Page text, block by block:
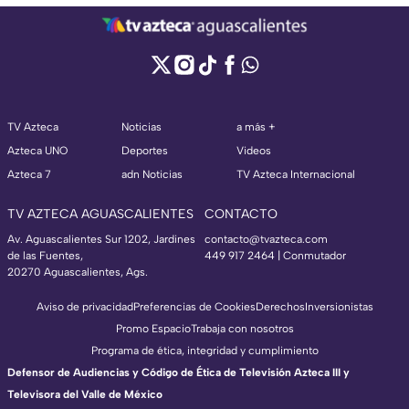
TV Azteca
Azteca UNO
Azteca 7
Noticias
Deportes
adn Noticias
a más +
Videos
TV Azteca Internacional
TV AZTECA AGUASCALIENTES
Av. Aguascalientes Sur 1202, Jardines
de las Fuentes,
20270 Aguascalientes, Ags.
CONTACTO
contacto@tvazteca.com
449 917 2464 | Conmutador
Aviso de privacidadPreferencias de CookiesDerechosInversionistas
Promo EspacioTrabaja con nosotros
Programa de ética, integridad y cumplimiento
Defensor de Audiencias y Código de Ética de Televisión Azteca III y
Televisora del Valle de México